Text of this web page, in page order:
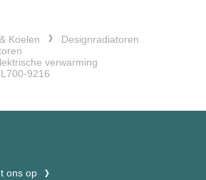
Koelen
Designradiatoren
verwarming
9216
ons op